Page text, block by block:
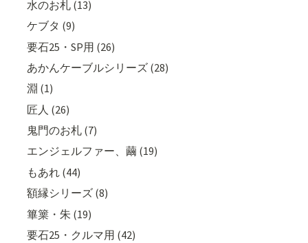
水のお札 (13)
ケブタ (9)
要石25・SP用 (26)
あかんケーブルシリーズ (28)
淵 (1)
匠人 (26)
鬼門のお札 (7)
エンジェルファー、繭 (19)
もあれ (44)
額縁シリーズ (8)
篳篥・朱 (19)
要石25・クルマ用 (42)